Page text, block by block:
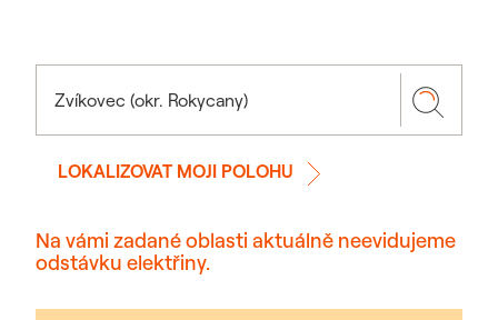
LOKALIZOVAT MOJI POLOHU
Na vámi zadané oblasti aktuálně neevidujeme
odstávku elektřiny.